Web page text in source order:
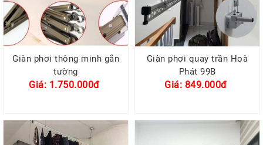
Giàn phơi thông minh gắn
tường
Giá: 1.750.000đ
Giàn phơi quay trần Hoà
Phát 99B
Giá: 849.000đ